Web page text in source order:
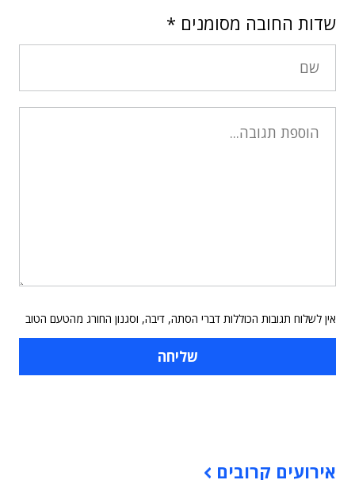
שדות החובה מסומנים *
אין לשלוח תגובות הכוללות דברי הסתה, דיבה, וסגנון החורג מהטעם הטוב
אירועים קרובים